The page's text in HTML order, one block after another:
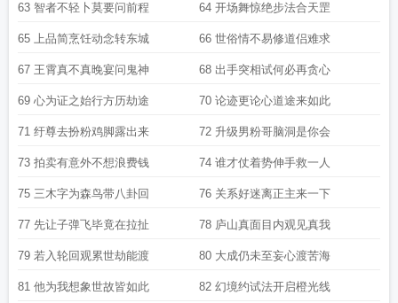
63 智者不轻卜莫要问前程 64 开场舞惊绝步法合天罡
65 上品简烹饪动念转东城 66 世俗情不易修道侣难求
67 王霄真不真晚宴问鬼神 68 出手突相试何必再贪心
69 心为证之始行方历劫途 70 论迹更论心道途来如此
71 纡尊去扮粉鸡脚露出来 72 升级男粉哥脑洞是你会
73 拍卖有意外不想浪费钱 74 谁才仗着势伸手救一人
75 三木字为森鸟带八卦回 76 关系好迷离正主来一下
77 先让子弹飞毕竟在拉扯 78 庐山真面目内观见真我
79 若入轮回观累世劫能渡 80 大成仍未至妄心渡苦海
81 他为我想象世故皆如此 82 幻境约试法开启橙光线